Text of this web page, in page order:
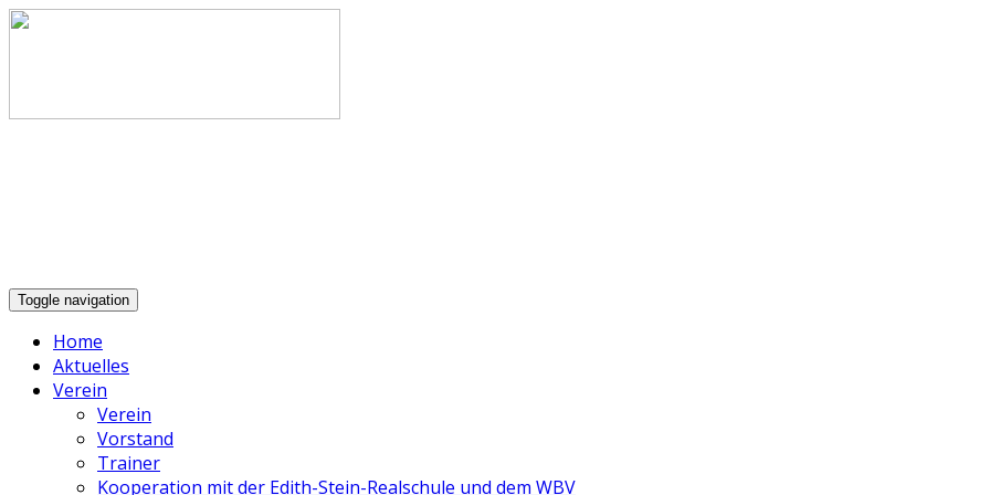
Toggle navigation
Home
Aktuelles
Verein
Verein
Vorstand
Trainer
Kooperation mit der Edith-Stein-Realschule und dem WBV